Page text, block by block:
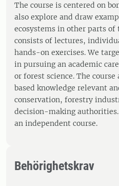
The course is centered on
also explore and draw
ecosystems in other parts of
consists of lectures,
hands-on exercises. We
in pursuing an academic
or forest science. The
based knowledge relevant
conservation, forestry
decision-making
an independent course.
Behörighetskrav